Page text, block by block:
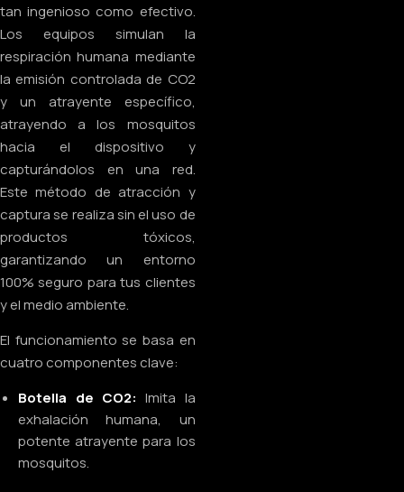
tan ingenioso como efectivo.
Los equipos simulan la
respiración humana mediante
la emisión controlada de CO2
y un atrayente específico,
atrayendo a los mosquitos
hacia el dispositivo y
capturándolos en una red.
Este método de atracción y
captura se realiza sin el uso de
productos tóxicos,
garantizando un entorno
100% seguro para tus clientes
y el medio ambiente.
El funcionamiento se basa en
cuatro componentes clave:
Botella de CO2: Imita la
exhalación humana, un
potente atrayente para los
mosquitos.